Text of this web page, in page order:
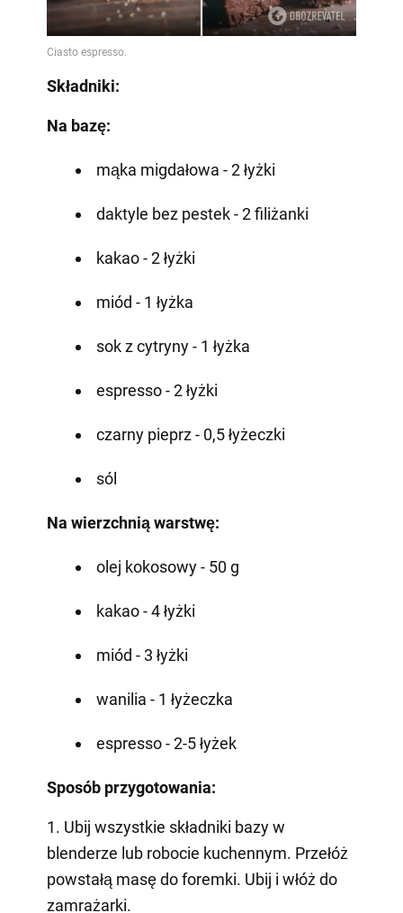
Składniki:
Na bazę:
mąka migdałowa - 2 łyżki
daktyle bez pestek - 2 filiżanki
kakao - 2 łyżki
miód - 1 łyżka
sok z cytryny - 1 łyżka
espresso - 2 łyżki
czarny pieprz - 0,5 łyżeczki
sól
Na wierzchnią warstwę:
olej kokosowy - 50 g
kakao - 4 łyżki
miód - 3 łyżki
wanilia - 1 łyżeczka
espresso - 2-5 łyżek
Sposób przygotowania:
1. Ubij wszystkie składniki bazy w
blenderze lub robocie kuchennym. Przełóż
powstałą masę do foremki. Ubij i włóż do
zamrażarki.